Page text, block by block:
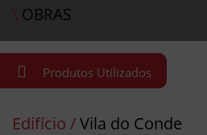
\ OBRAS
Produtos Utilizados
Edifício /Vila do Conde